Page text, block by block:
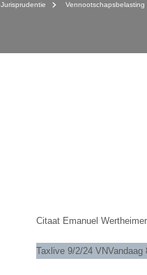
Jurisprudentie Vennootschapsbelasting
Citaat Emanuel
Taxlive 9/2/24 VNVandaag